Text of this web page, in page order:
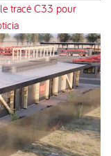
tracé C33 pour